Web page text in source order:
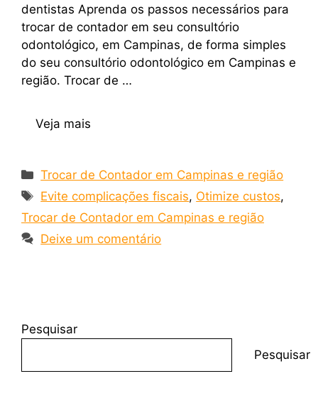
dentistas Aprenda os passos necessários para
trocar de contador em seu consultório
odontológico, em Campinas, de forma simples
do seu consultório odontológico em Campinas e
região. Trocar de …
Veja mais
Trocar de Contador em Campinas e região
Evite complicações fiscais, Otimize custos,
Trocar de Contador em Campinas e região
Deixe um comentário
Pesquisar
Pesquisar